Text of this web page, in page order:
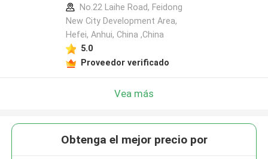
No.22 Laihe Road, Feidong
New City Development Area,
Hefei, Anhui, China ,China
5.0
Proveedor verificado
Vea más
Obtenga el mejor precio por